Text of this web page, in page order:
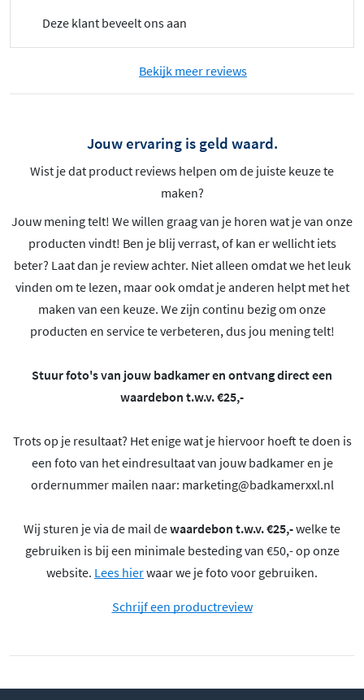
Deze klant beveelt ons aan
Bekijk meer reviews
Jouw ervaring is geld waard.
Wist je dat product reviews helpen om de juiste keuze te
maken?
Jouw mening telt! We willen graag van je horen wat je van onze
producten vindt! Ben je blij verrast, of kan er wellicht iets
beter? Laat dan je review achter. Niet alleen omdat we het leuk
vinden om te lezen, maar ook omdat je anderen helpt met het
maken van een keuze. We zijn continu bezig om onze
producten en service te verbeteren, dus jou mening telt!
Stuur foto's van jouw badkamer en ontvang direct een
waardebon t.w.v. €25,-
Trots op je resultaat? Het enige wat je hiervoor hoeft te doen is
een foto van het eindresultaat van jouw badkamer en je
ordernummer mailen naar: marketing@badkamerxxl.nl
Wij sturen je via de mail dewaardebon t.w.v. €25,-welke te
gebruiken is bij een minimale besteding van €50,- op onze
website. Lees hierwaar we je foto voor gebruiken.
Schrijf een productreview